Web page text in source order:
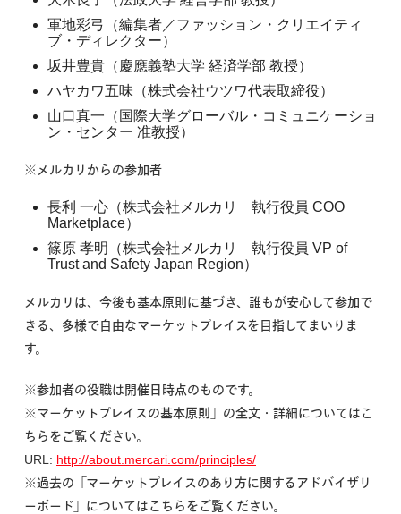
軍地彩弓（編集者／ファッション・クリエイティ
ブ・ディレクター）
坂井豊貴（慶應義塾大学 経済学部 教授）
ハヤカワ五味（株式会社ウツワ代表取締役）
山口真一（国際大学グローバル・コミュニケーショ
ン・センター 准教授）
※メルカリからの参加者
長利 一心（株式会社メルカリ 執行役員 COO
Marketplace）
篠原 孝明（株式会社メルカリ 執行役員 VP of
Trust and Safety Japan Region）
メルカリは、今後も基本原則に基づき、誰もが安心して参加で
きる、多様で自由なマーケットプレイスを目指してまいりま
す。
※参加者の役職は開催日時点のものです。
※マーケットプレイスの基本原則」の全文・詳細についてはこ
ちらをご覧ください。
URL: http://about.mercari.com/principles/
※過去の「マーケットプレイスのあり方に関するアドバイザリ
ーボード」についてはこちらをご覧ください。